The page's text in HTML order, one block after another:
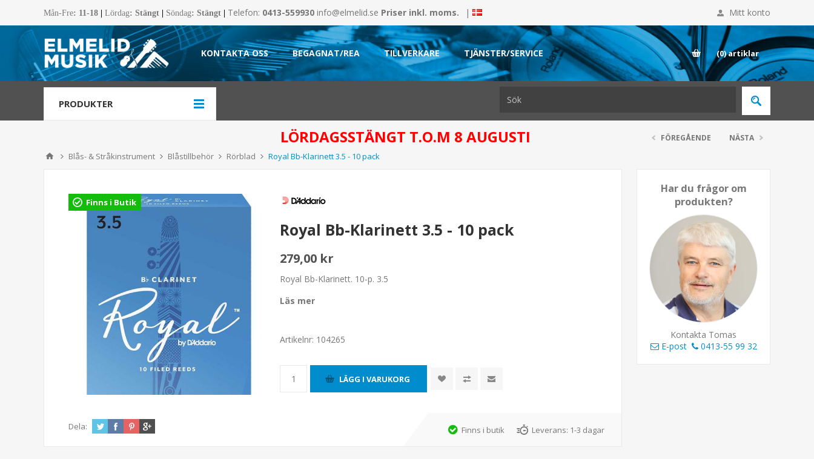
Mån-Fre: 11-18 Lördag: Stängt Söndag: Stängt Telefon: 0413-559930 info@elmelid.se Priser inkl. moms. | Mitt konto
KONTAKTA OSS BEGAGNAT/REA TILLVERKARE TJÄNSTER/SERVICE (0)artiklar
PRODUKTER
LÖRDAGSSTÄNGT T.O.M 8 AUGUSTI
Blås- & Stråkinstrument Blåstillbehör Rörblad Royal Bb-Klarinett 3.5 - 10 pack
FÖREGÅENDE NÄSTA
Har du frågor om
produkten?
Kontakta Tomas
E-post
0413-55 99 32
Finns i Butik
Royal Bb-Klarinett 3.5 - 10 pack
279,00 kr
Royal Bb-Klarinett. 10-p. 3.5
Läs mer
Artikelnr: 104265
Dela: Finns i butik Leverans: 1-3 dagar